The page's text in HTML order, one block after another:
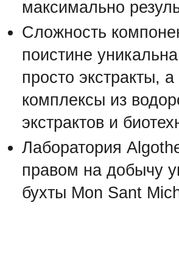
максимально
Сложность
поистине
просто экстракты,
комплексы из
экстрактов и
Лаборатория
правом на добычу
бухты Mon Sant